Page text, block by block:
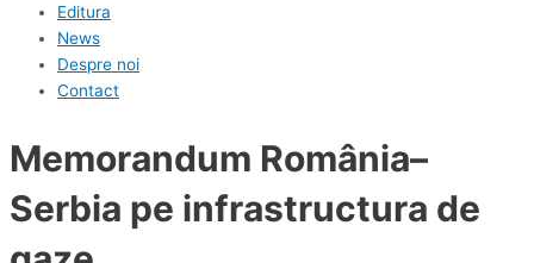
Editura
News
Despre noi
Contact
Memorandum România–
Serbia pe infrastructura de